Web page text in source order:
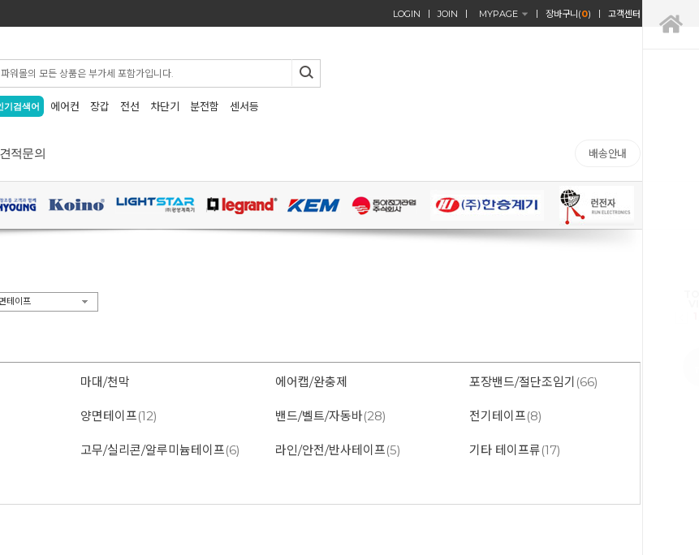
LOGIN JOIN MYPAGE 장바구니(0) 고객센터
기검색어 에어컨 장갑 전선 차단기 분전함 센서등
견적문의 배송안내
테이프
마대/천막 에어캡/완충제 포장밴드/절단조임기 (66)
양면테이프(12) 밴드/벨트/자동바(28) 전기테이프(8)
고무/실리콘/알루미늄테이프(6) 라인/안전/반사테이프(5) 기타 테이프류(17)